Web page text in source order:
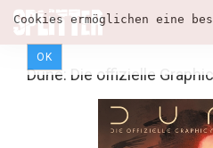
Cookies ermöglichen eine
OK
Dune: Die offizielle